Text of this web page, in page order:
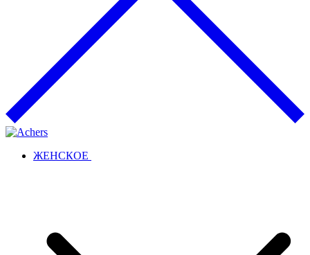
ЖЕНСКОЕ